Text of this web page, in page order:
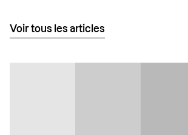
Voir tous les articles